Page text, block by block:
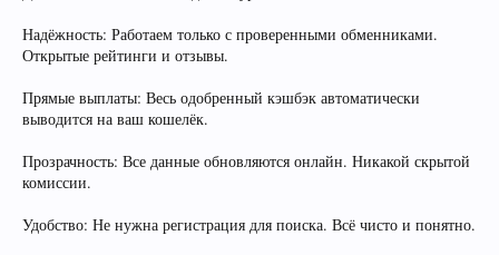
Надёжность: Работаем только с проверенными обменниками.
Открытые рейтинги и отзывы.
Прямые выплаты: Весь одобренный кэшбэк автоматически
выводится на ваш кошелёк.
Прозрачность: Все данные обновляются онлайн. Никакой скрытой
комиссии.
Удобство: Не нужна регистрация для поиска. Всё чисто и понятно.